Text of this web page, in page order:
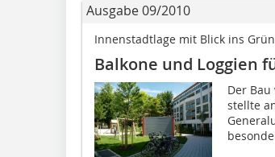
Ausgabe 09/2010
Innenstadtlage mit Blick ins
Balkone und Loggien
Der
stellte